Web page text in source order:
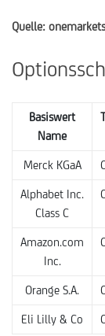
Quelle:
Basiswert
Name
Merck KGaA
Alphabet Inc.
Class C
Amazon.com
Inc.
Orange S.A.
Eli Lilly & Co